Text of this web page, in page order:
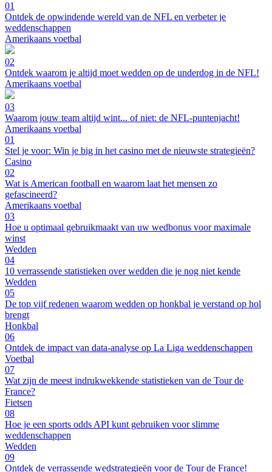
01
Ontdek de opwindende wereld van de NFL en verbeter je
weddenschappen
Amerikaans voetbal
02
Ontdek waarom je altijd moet wedden op de underdog in de NFL!
Amerikaans voetbal
03
Waarom jouw team altijd wint... of niet: de NFL-puntenjacht!
Amerikaans voetbal
01
Stel je voor: Win je big in het casino met de nieuwste strategieën?
Casino
02
Wat is American football en waarom laat het mensen zo
gefascineerd?
Amerikaans voetbal
03
Hoe u optimaal gebruikmaakt van uw wedbonus voor maximale
winst
Wedden
04
10 verrassende statistieken over wedden die je nog niet kende
Wedden
05
De top vijf redenen waarom wedden op honkbal je verstand op hol
brengt
Honkbal
06
Ontdek de impact van data-analyse op La Liga weddenschappen
Voetbal
07
Wat zijn de meest indrukwekkende statistieken van de Tour de
France?
Fietsen
08
Hoe je een sports odds API kunt gebruiken voor slimme
weddenschappen
Wedden
09
Ontdek de verrassende wedstrategieën voor de Tour de France!